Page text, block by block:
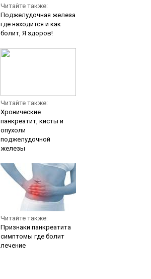
Читайте также:
Поджелудочная железа
где находится и как
болит, Я здоров!
Читайте также:
Хронические
панкреатит, кисты и
опухоли
поджелудочной
железы
Читайте также:
Признаки панкреатита
симптомы где болит
лечение